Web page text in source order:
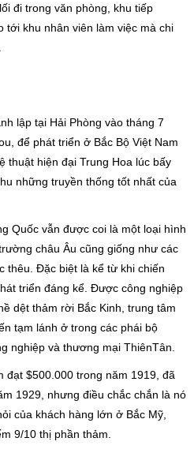
đi trong văn phòng, khu tiếp
tới khu nhân viên làm việc mà chi
lập tại Hải Phòng vào tháng 7
để phát triển ở Bắc Bộ Việt Nam
thuật hiện đại Trung Hoa lúc bấy
những truyền thống tốt nhất của
Quốc vẫn được coi là một loại hình
châu Âu cũng giống như các
thêu. Đặc biệt là kể từ khi chiến
triển đáng kể. Được công nghiệp
dệt thảm rời Bắc Kinh, trung tâm
tạm lánh ở trong các phái bộ
nghiệp và thương mại ThiênTân.
đạt $500.000 trong năm 1919, đã
1929, nhưng điều chắc chắn là nó
của khách hàng lớn ở Bắc Mỹ,
9/10 thị phần thảm.